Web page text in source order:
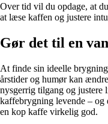
Over tid vil du opdage, at
at læse kaffen og justere
Gør det til en
At finde sin ideelle
årstider og humør kan
nysgerrig tilgang og justere
kaffebrygning levende – og
en kop kaffe virkelig god.